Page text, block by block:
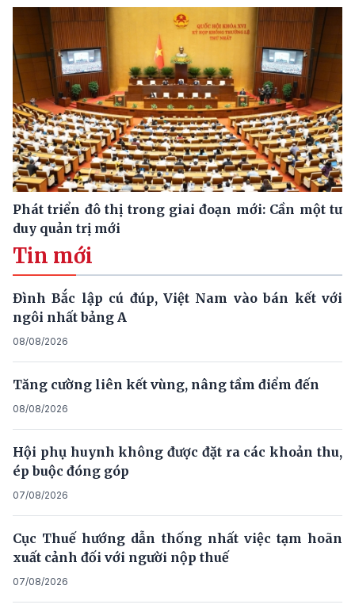
Phát triển đô thị trong giai đoạn mới: Cần một tư
duy quản trị mới
Tin mới
Đình Bắc lập cú đúp, Việt Nam vào bán kết với
ngôi nhất bảng A
08/08/2026
Tăng cường liên kết vùng, nâng tầm điểm đến
08/08/2026
Hội phụ huynh không được đặt ra các khoản thu,
ép buộc đóng góp
07/08/2026
Cục Thuế hướng dẫn thống nhất việc tạm hoãn
xuất cảnh đối với người nộp thuế
07/08/2026